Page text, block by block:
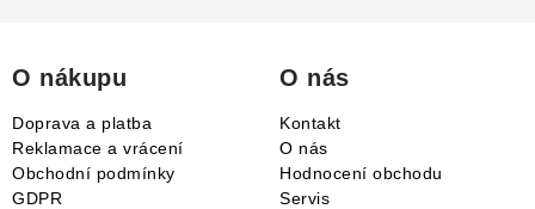
O nákupu
Doprava a platba
Reklamace a vrácení
Obchodní podmínky
GDPR
O nás
Kontakt
O nás
Hodnocení obchodu
Servis